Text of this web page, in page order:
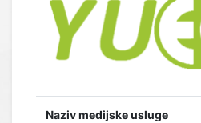
Naziv medijske usluge